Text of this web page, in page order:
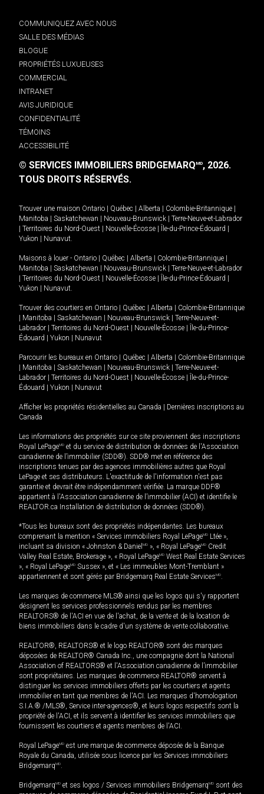
COMMUNIQUEZ AVEC NOUS
SALLE DES MÉDIAS
BLOGUE
PROPRIÉTÉS LUXUEUSES
COMMERCIAL
INTRANET
AVIS JURIDIQUE
CONFIDENTIALITÉ
TÉMOINS
ACCESSIBILITÉ
© SERVICES IMMOBILIERS BRIDGEMARQMD, 2026.
TOUS DROITS RÉSERVÉS.
Trouver une maison Ontario Québec Alberta Colombie-Britannique
Manitoba
Saskatchewan Nouveau-Brunswick
Terre-Neuve-et-Labrador
Territoires du Nord-Ouest Nouvelle-Écosse Île-du-Prince-Édouard
Yukon
Nunavut.
Maisons à louer - Ontario Québec Alberta Colombie-Britannique
Manitoba
Saskatchewan Nouveau-Brunswick
Terre-Neuve-et-Labrador
Territoires du Nord-Ouest Nouvelle-Écosse Île-du-Prince-Édouard
Yukon
Nunavut.
Trouver des courtiers en Ontario Québec Alberta
Colombie-Britannique
Manitoba Saskatchewan Nouveau-Brunswick
Terre-Neuve-et-
Labrador
Territoires du Nord-Ouest Nouvelle-Écosse
Île-du-Prince-
Édouard
Yukon Nunavut
Parcourir les bureaux en Ontario Québec Alberta
Colombie-Britannique
Manitoba Saskatchewan Nouveau-Brunswick
Terre-Neuve-et-
Labrador
Territoires du Nord-Ouest Nouvelle-Écosse
Île-du-Prince-
Édouard
Yukon Nunavut
Afficher les propriétés résidentielles au Canada
Dernières inscriptions au
Canada
Les informations des propriétés sur ce site proviennent des inscriptions
Royal LePageMD et du service de distribution de données de l'Association
canadienne de l’immobilier (SDD®). SDD® met en référence des
inscriptions tenues par des agences immobilières autres que Royal
LePage et ses distributeurs. L'exactitude de l'information n'est pas
garantie et devrait être indépendamment vérifiée. La marque DDF®
appartient à l'Association canadienne de l’immobilier (ACI) et identifie le
REALTOR.ca Installation de distribution de données (SDD®).
*Tous les bureaux sont des propriétés indépendantes. Les bureaux
comprenant la mention « Services immobiliers Royal LePageMD Ltée »,
incluant sa division « Johnston & Daniel MD », « Royal LePageMD Credit
Valley Real Estate, Brokerage », « Royal LePageMD West Real Estate Services
», « Royal LePageMD Sussex », et « Les immeubles Mont-Tremblant »
appartiennent et sont gérés par Bridgemarq Real Estate ServicesMD.
Les marques de commerce MLS® ainsi que les logos qui s'y rapportent
désignent les services professionnels rendus par les membres
REALTORS® de l'ACI en vue de l'achat, de la vente et de la location de
biens immobiliers dans le cadre d'un système de vente collaborative.
REALTOR®, REALTORS® et le logo REALTOR® sont des marques
déposées de REALTOR® Canada Inc., une compagnie dont la National
Association of REALTORS® et l'Association canadienne de l’immobilier
sont propriétaires. Les marques de commerce REALTOR® servent à
distinguer les services immobiliers offerts par les courtiers et agents
immobilier en tant que membres de l'ACI. Les marques d'homologation
S.I.A.® /MLS®, Service inter-agences®, et leurs logos respectifs sont la
propriété de l'ACI, et ils servent à identifier les services immobiliers que
fournissent les courtiers et agents membres de l'ACI.
Royal LePageMD est une marque de commerce déposée de la Banque
Royale du Canada, utilisée sous licence par les Services immobiliers
BridgemarqMD.
BridgemarqMD et ses logos / Services immobiliers BridgemarqMD sont des